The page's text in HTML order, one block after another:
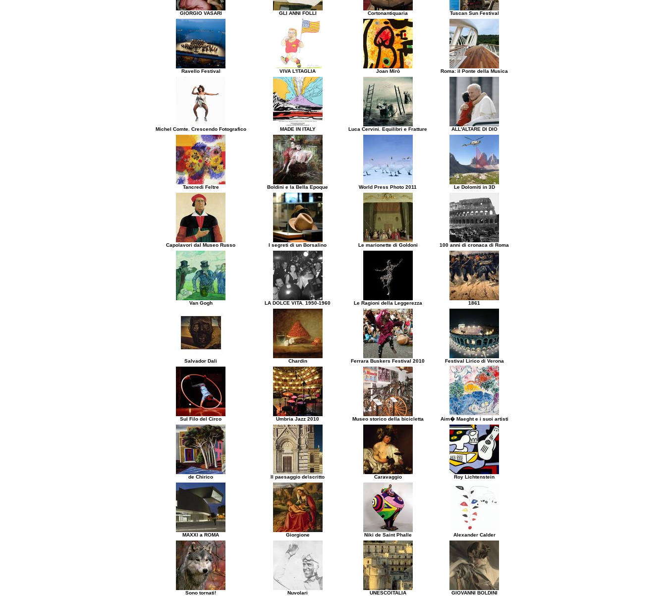
GIORGIO VASARI GLI ANNI FOLLI Cortonantiquaria Tuscan Sun Festival
Ravello Festival VIVA L'ITAGLIA Joan Mirò Roma: il Ponte della Musica
Michel Comte. Crescendo Fotografico MADE IN ITALY Luca Cervini. Equilibri e Fratture ALL'ALTARE DI DIO
Tancredi Feltre Boldini e la Bella Epoque World Press Photo 2011 Le Dolomiti in 3D
Capolavori dal Museo Russo I segreti di un Borsalino Le marionette di Goldoni 100 anni di cronaca di Roma
Van Gogh LA DOLCE VITA. 1950-1960 Le Ragioni della Leggerezza 1861
Salvador Dali Chardin Ferrara Buskers Festival 2010 Festival Lirico di Verona
Sul Filo del Circo Umbria Jazz 2010 Museo storico della bicicletta Aim� Maeght e i suoi artisti
de Chirico Il paesaggio de\scritto Caravaggio Roy Lichtenstein
MAXXI a ROMA Giorgione Niki de Saint Phalle Alexander Calder
Sono tornati! Nuvolari UNESCOITALIA GIOVANNI BOLDINI